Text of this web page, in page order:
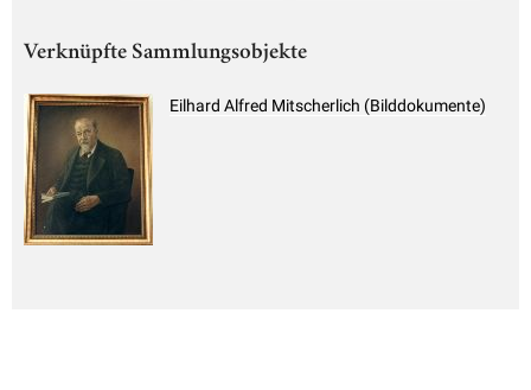
Verknüpfte Sammlungsobjekte
Eilhard Alfred Mitscherlich (Bilddokumente)